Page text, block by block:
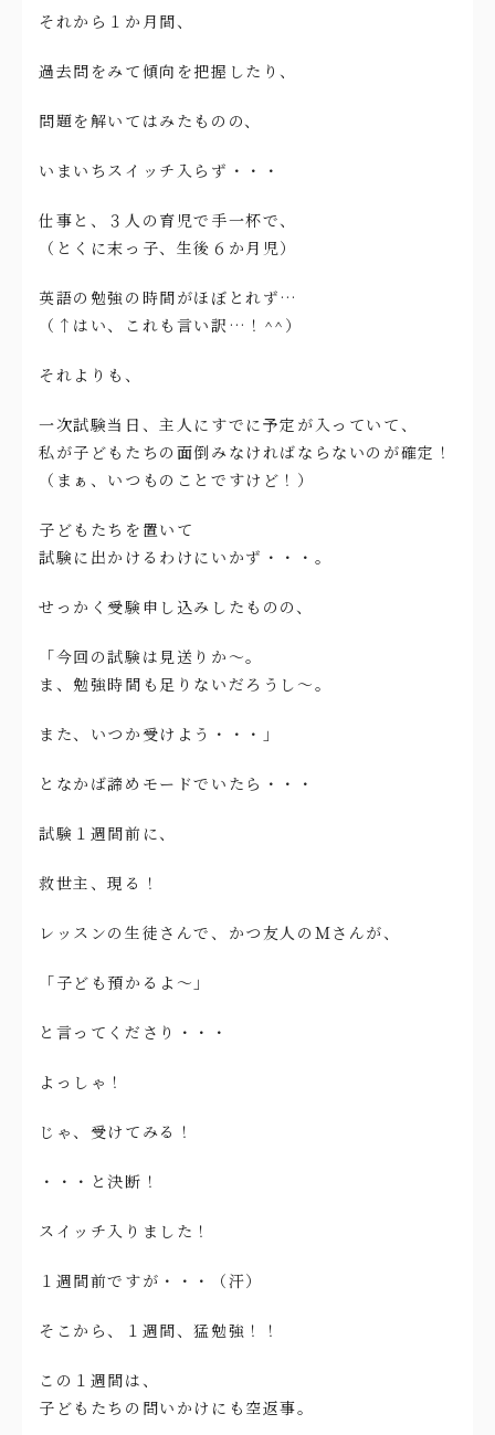
それから１か月間、
過去問をみて傾向を把握したり、
問題を解いてはみたものの、
いまいちスイッチ入らず・・・
仕事と、３人の育児で手一杯で、
（とくに末っ子、生後６か月児）
英語の勉強の時間がほぼとれず…
（↑はい、これも言い訳…！^^）
それよりも、
一次試験当日、主人にすでに予定が入っていて、
私が子どもたちの面倒みなければならないのが確定！
（まぁ、いつものことですけど！）
子どもたちを置いて
試験に出かけるわけにいかず・・・。
せっかく受験申し込みしたものの、
「今回の試験は見送りか～。
ま、勉強時間も足りないだろうし～。
また、いつか受けよう・・・」
となかば諦めモードでいたら・・・
試験１週間前に、
救世主、現る！
レッスンの生徒さんで、かつ友人のＭさんが、
「子ども預かるよ～」
と言ってくださり・・・
よっしゃ！
じゃ、受けてみる！
・・・と決断！
スイッチ入りました！
１週間前ですが・・・（汗）
そこから、１週間、猛勉強！！
この１週間は、
子どもたちの問いかけにも空返事。